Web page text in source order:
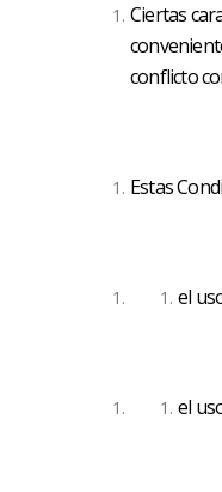
Ciertas
conflicto
Estas
el
el